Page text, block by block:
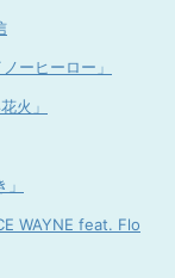
ーヒーロー」
火」
WAYNE feat. Flo